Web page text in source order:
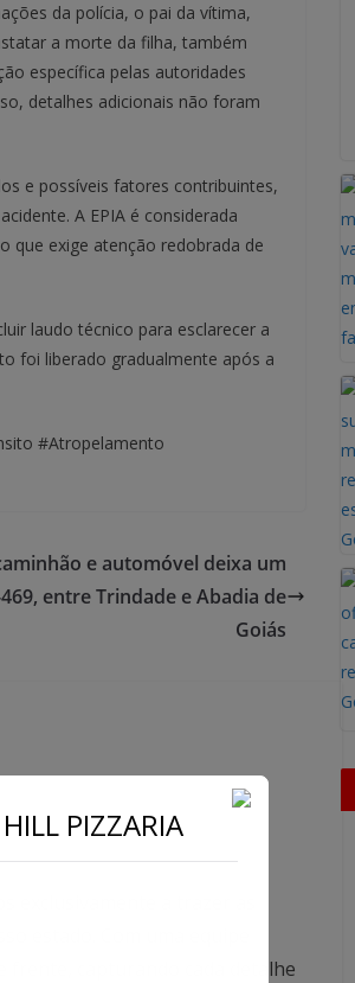
da polícia, o pai da vítima,
a morte da filha, também
específica pelas autoridades
detalhes adicionais não foram
e possíveis fatores contribuintes,
A EPIA é considerada
que exige atenção redobrada de
laudo técnico para esclarecer a
foi liberado gradualmente após a
#Atropelamento
e automóvel deixa um
entre Trindade e Abadia de
Goiás
exclusivamente a trazer as
estado. Com uma equipe
frente, capturando cada detalhe
PIZZARIA